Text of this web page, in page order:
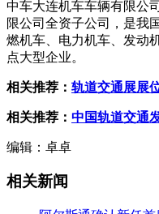
中车大连机车车辆有限公
限公司全资子公司，是我
燃机车、电力机车、发动
点大型企业。
相关推荐： 轨道交通展展
相关推荐： 中国轨道交通
编辑：卓卓
相关新闻